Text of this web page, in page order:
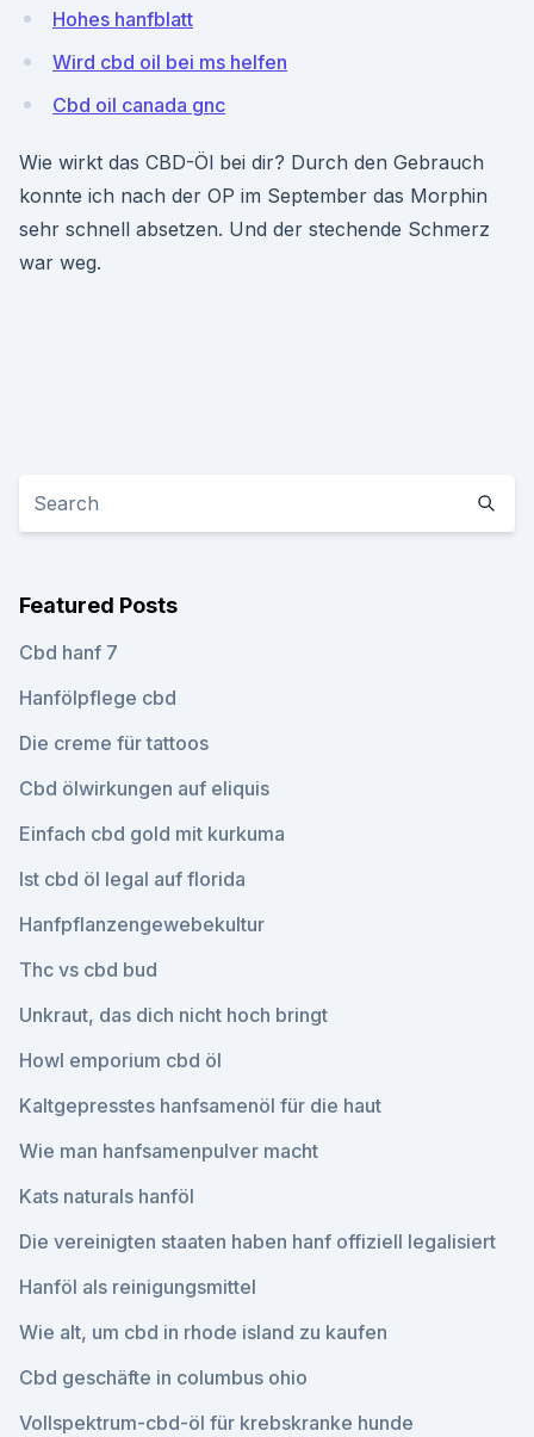
Hohes hanfblatt
Wird cbd oil bei ms helfen
Cbd oil canada gnc
Wie wirkt das CBD-Öl bei dir? Durch den Gebrauch
konnte ich nach der OP im September das Morphin
sehr schnell absetzen. Und der stechende Schmerz
war weg.
Featured Posts
Cbd hanf 7
Hanfölpflege cbd
Die creme für tattoos
Cbd ölwirkungen auf eliquis
Einfach cbd gold mit kurkuma
Ist cbd öl legal auf florida
Hanfpflanzengewebekultur
Thc vs cbd bud
Unkraut, das dich nicht hoch bringt
Howl emporium cbd öl
Kaltgepresstes hanfsamenöl für die haut
Wie man hanfsamenpulver macht
Kats naturals hanföl
Die vereinigten staaten haben hanf offiziell legalisiert
Hanföl als reinigungsmittel
Wie alt, um cbd in rhode island zu kaufen
Cbd geschäfte in columbus ohio
Vollspektrum-cbd-öl für krebskranke hunde